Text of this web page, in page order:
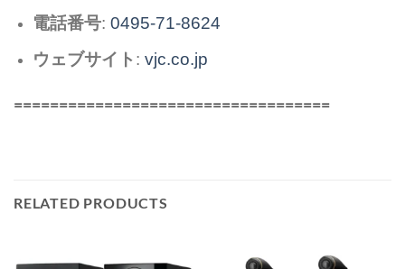
電話番号: 0495-71-8624
ウェブサイト: vjc.co.jp
===================================
RELATED PRODUCTS